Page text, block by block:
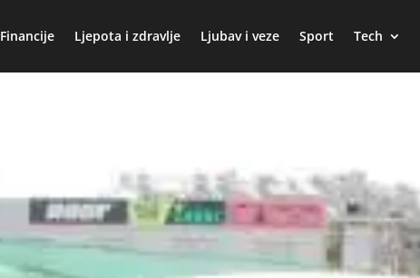
Financije Ljepota i zdravlje Ljubav i veze Sport Tech